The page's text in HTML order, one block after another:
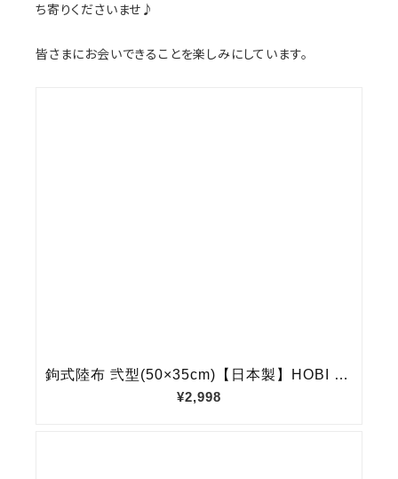
ち寄りくださいませ♪
皆さまにお会いできることを楽しみにしています。